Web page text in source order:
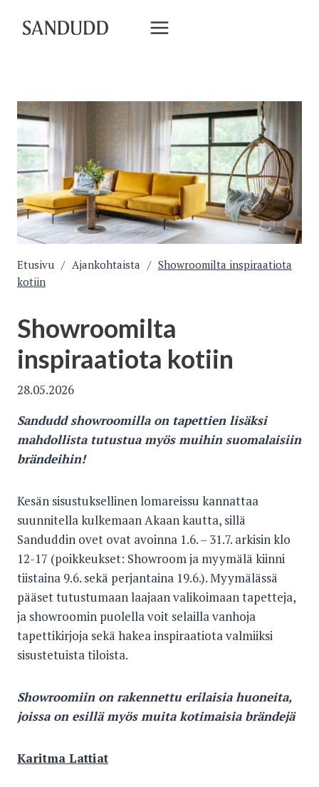
sisältöön
Etusivu / Ajankohtaista / Showroomilta inspiraatiota
kotiin
Showroomilta
inspiraatiota kotiin
28.05.2026
Sandudd showroomilla on tapettien lisäksi
mahdollista tutustua myös muihin suomalaisiin
brändeihin!
Kesän sisustuksellinen lomareissu kannattaa
suunnitella kulkemaan Akaan kautta, sillä
Sanduddin ovet ovat avoinna 1.6. – 31.7. arkisin klo
12-17 (poikkeukset: Showroom ja myymälä kiinni
tiistaina 9.6. sekä perjantaina 19.6.). Myymälässä
pääset tutustumaan laajaan valikoimaan tapetteja,
ja showroomin puolella voit selailla vanhoja
tapettikirjoja sekä hakea inspiraatiota valmiiksi
sisustetuista tiloista.
Showroomiin on rakennettu erilaisia huoneita,
joissa on esillä myös muita kotimaisia brändejä
Karitma Lattiat